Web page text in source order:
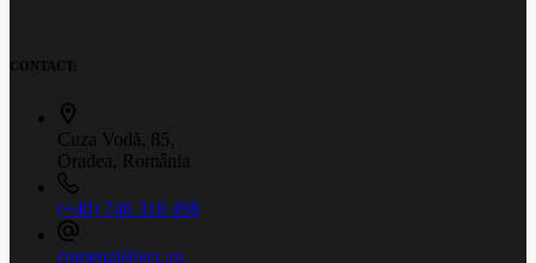
CONTACT:
Cuza Vodă, 85,
Oradea, România
(+40) 746 318 498
comenzi@ecc.ro